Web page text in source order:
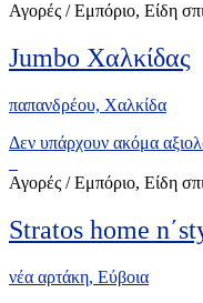
Αγορές / Εμπόριο, Είδη
Jumbo Χαλκίδας
παπανδρέου, Xαλκίδα
Δεν υπάρχουν ακόμα
Αγορές / Εμπόριο, Είδη
Stratos home
νέα αρτάκη, Eύβοια